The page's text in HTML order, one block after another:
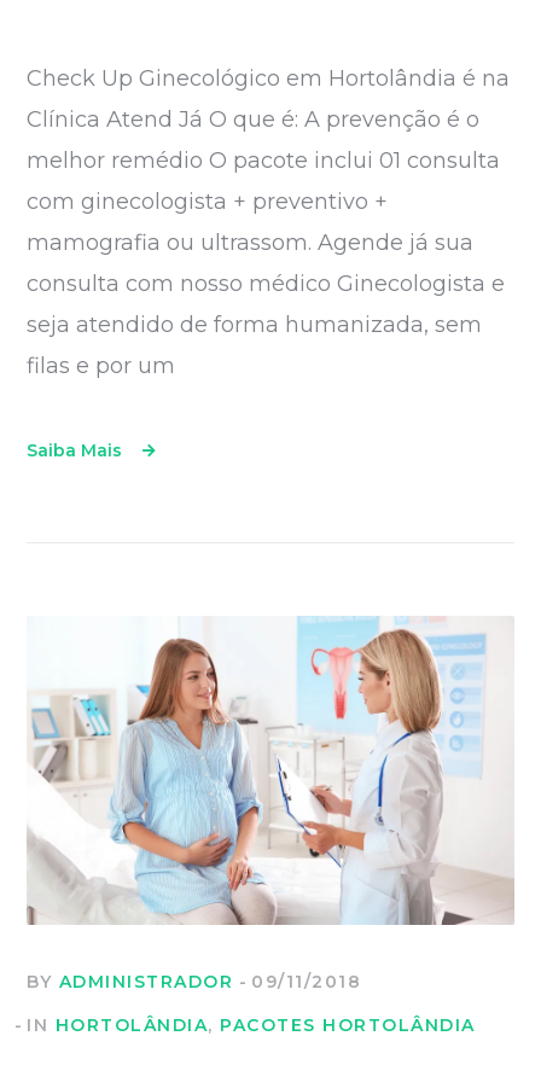
Check Up Ginecológico em Hortolândia é na
Clínica Atend Já O que é: A prevenção é o
melhor remédio O pacote inclui 01 consulta
com ginecologista + preventivo +
mamografia ou ultrassom. Agende já sua
consulta com nosso médico Ginecologista e
seja atendido de forma humanizada, sem
filas e por um
Saiba Mais
BY ADMINISTRADOR
09/11/2018
IN HORTOLÂNDIA, PACOTES HORTOLÂNDIA